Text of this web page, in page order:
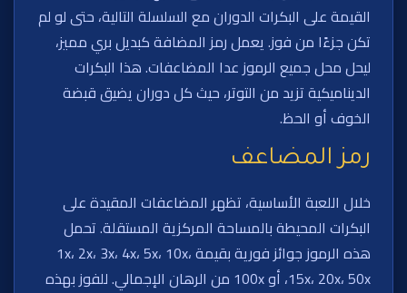
القيمة على البكرات الدوران مع السلسلة التالية، حتى لو لم
تكن جزءًا من فوز. يعمل رمز المضافة كبديل بري مميز،
ليحل محل جميع الرموز عدا المضاعفات. هذا البكرات
الديناميكية تزيد من التوتر، حيث كل دوران يضيق قبضة
الخوف أو الحظ.
رمز المضاعف
خلال اللعبة الأساسية، تظهر المضاعفات المقيدة على
البكرات المحيطة بالمساحة المركزية المستقلة. تحمل
هذه الرموز جوائز فورية بقيمة 1x، 2x، 3x، 4x، 5x، 10x،
15x، 20x، 50x، أو 100x من الرهان الإجمالي. للفوز بهذه